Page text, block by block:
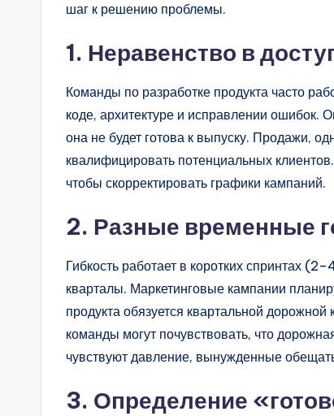
шаг к решению проблемы.
1. Неравенство в
Команды по разработке продукта часто
коде, архитектуре и исправлении ошибок.
она не будет готова к выпуску. Продажи,
квалифицировать потенциальных
чтобы скорректировать графики кампаний.
2. Разные временные
Гибкость работает в коротких спринтах
кварталы. Маркетинговые кампании
продукта обязуется квартальной
команды могут почувствовать, что
чувствуют давление, вынужденные
3. Определение